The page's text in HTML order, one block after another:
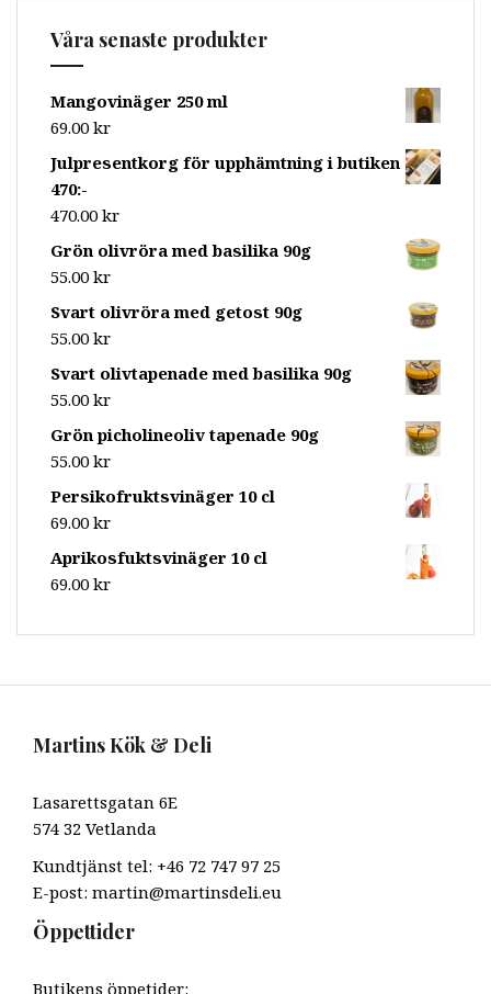
Våra senaste produkter
Mangovinäger 250 ml
69.00 kr
Julpresentkorg för upphämtning i butiken
470:-
470.00 kr
Grön olivröra med basilika 90g
55.00 kr
Svart olivröra med getost 90g
55.00 kr
Svart olivtapenade med basilika 90g
55.00 kr
Grön picholineoliv tapenade 90g
55.00 kr
Persikofruktsvinäger 10 cl
69.00 kr
Aprikosfuktsvinäger 10 cl
69.00 kr
Martins Kök & Deli
Lasarettsgatan 6E
574 32 Vetlanda
Kundtjänst tel: +46 72 747 97 25
E-post: martin@martinsdeli.eu
Öppettider
Butikens öppetider: